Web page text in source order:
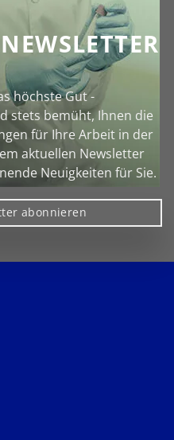
höchste Gut -
stets bemüht, Ihnen die
für Ihre Arbeit in der
aktuellen Newsletter
Neuigkeiten für Sie.
abonnieren